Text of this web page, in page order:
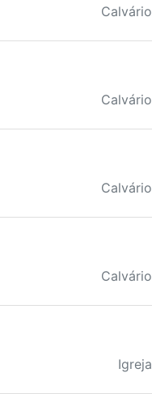
Calvário
Calvário
Calvário
Calvário
Igreja